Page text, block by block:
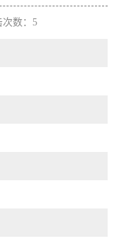
数： 5